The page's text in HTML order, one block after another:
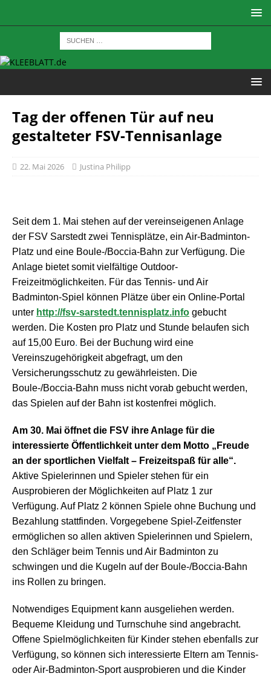
Tag der offenen Tür auf neu
gestalteter FSV-Tennisanlage
22. Mai 2026 Justina Philipp
Seit dem 1. Mai stehen auf der vereinseigenen Anlage
der FSV Sarstedt zwei Tennisplätze, ein Air-Badminton-
Platz und eine Boule-/Boccia-Bahn zur Verfügung. Die
Anlage bietet somit vielfältige Outdoor-
Freizeitmöglichkeiten. Für das Tennis- und Air
Badminton-Spiel können Plätze über ein Online-Portal
unter http://fsv-sarstedt.tennisplatz.info gebucht
werden. Die Kosten pro Platz und Stunde belaufen sich
auf 15,00 Euro. Bei der Buchung wird eine
Vereinszugehörigkeit abgefragt, um den
Versicherungsschutz zu gewährleisten. Die
Boule-/Boccia-Bahn muss nicht vorab gebucht werden,
das Spielen auf der Bahn ist kostenfrei möglich.
Am 30. Mai öffnet die FSV ihre Anlage für die
interessierte Öffentlichkeit unter dem Motto „Freude
an der sportlichen Vielfalt – Freizeitspaß für alle“.
Aktive Spielerinnen und Spieler stehen für ein
Ausprobieren der Möglichkeiten auf Platz 1 zur
Verfügung. Auf Platz 2 können Spiele ohne Buchung und
Bezahlung stattfinden. Vorgegebene Spiel-Zeitfenster
ermöglichen so allen aktiven Spielerinnen und Spielern,
den Schläger beim Tennis und Air Badminton zu
schwingen und die Kugeln auf der Boule-/Boccia-Bahn
ins Rollen zu bringen.
Notwendiges Equipment kann ausgeliehen werden.
Bequeme Kleidung und Turnschuhe sind angebracht.
Offene Spielmöglichkeiten für Kinder stehen ebenfalls zur
Verfügung, so können sich interessierte Eltern am Tennis-
oder Air-Badminton-Sport ausprobieren und die Kinder